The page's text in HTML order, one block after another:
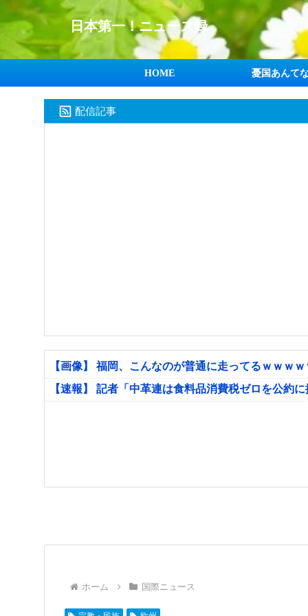
日本第一！ニュース録
HOME 憂国あんて
配信記事
【画像】 福岡、こんなのが普通に走ってるｗｗｗ
【速報】 記者「中革連は食料品消費税ゼロを公約
ホーム 国際ニュース